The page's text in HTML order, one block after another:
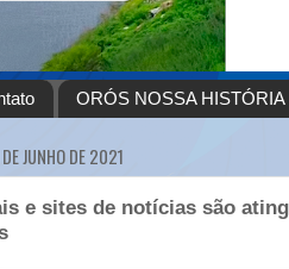
ORÓS NOSSA HISTÓRIA
JUNHO DE 2021
e sites de notícias são